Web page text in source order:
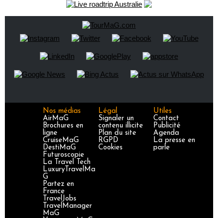
Nos médias
AirMaG
Brochures en
ligne
CruiseMaG
DestiMaG
Futuroscopie
La Travel Tech
LuxuryTravelMa
G
Partez en
France
TravelJobs
TravelManager
MaG
Légal
Signaler un
contenu illicite
Plan du site
RGPD
Cookies
Utiles
Contact
Publicité
Agenda
La presse en
parle